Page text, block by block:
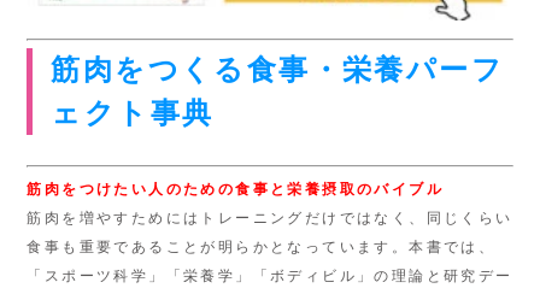
筋肉をつくる食事・栄養パーフ
ェクト事典
筋肉をつけたい人のための食事と栄養摂取のバイブル
筋肉を増やすためにはトレーニングだけではなく、同じくらい
食事も重要であることが明らかとなっています。本書では、
「スポーツ科学」「栄養学」「ボディビル」の理論と研究デー